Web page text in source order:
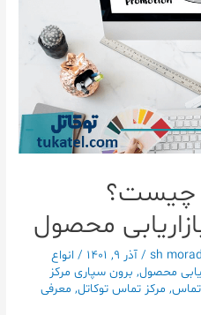
چیست؟
محصول
sh
/آذر 9, 1401 / انواع
محصول, برون سپاری مرکز
تماس, مرکز تماس توکاتل, معرفی